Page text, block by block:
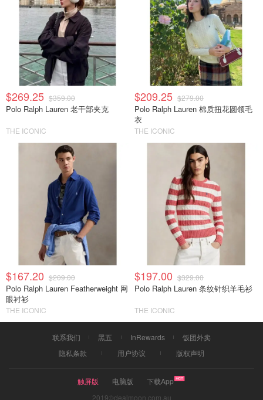
$269.25 $359.00
Polo Ralph Lauren 老干部夹克
THE ICONIC
$209.25 $279.00
Polo Ralph Lauren 棉质扭花圆领毛
衣
THE ICONIC
$167.20 $209.00
Polo Ralph Lauren Featherweight 网
眼衬衫
THE ICONIC
$197.00 $329.00
Polo Ralph Lauren 条纹针织羊毛衫
THE ICONIC
联系我们 黑五 InRewards
饭团外卖
隐私条款
用户协议 版权声明
触屏版 电脑版
下载App
2019©dealmoon.com.au